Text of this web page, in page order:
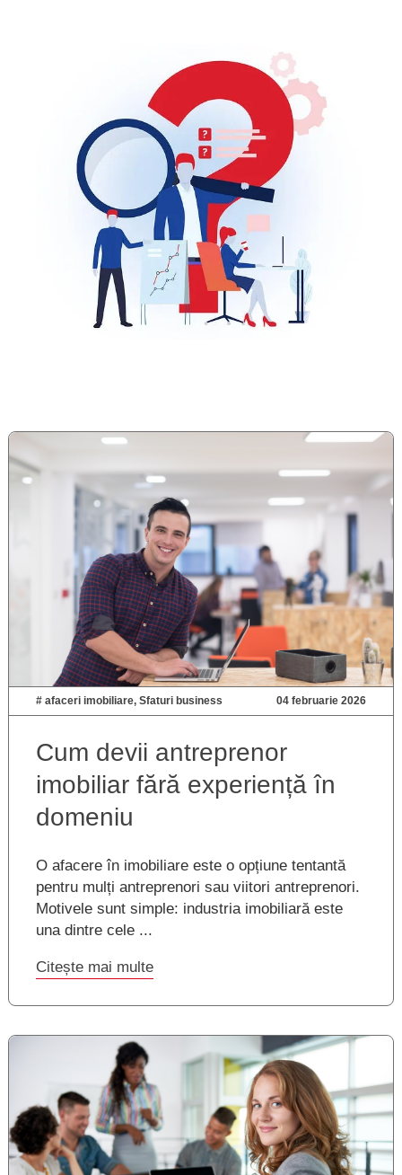
# afaceri imobiliare, Sfaturi business 04 februarie 2026
Cum devii antreprenor
imobiliar fără experiență în
domeniu
O afacere în imobiliare este o opțiune tentantă
pentru mulți antreprenori sau viitori antreprenori.
Motivele sunt simple: industria imobiliară este
una dintre cele ...
Citește mai multe